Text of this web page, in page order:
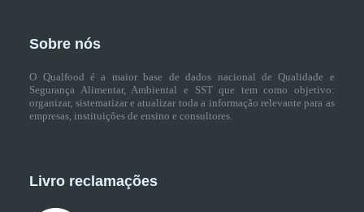
Sobre nós
O Qualfood é a maior base de dados nacional de Qualidade e
Segurança Alimentar, Ambiental e SST que tem como objetivo:
organizar, sistematizar e atualizar toda a informação relevante para as
empresas, instituições de ensino e consultores.
Livro reclamações